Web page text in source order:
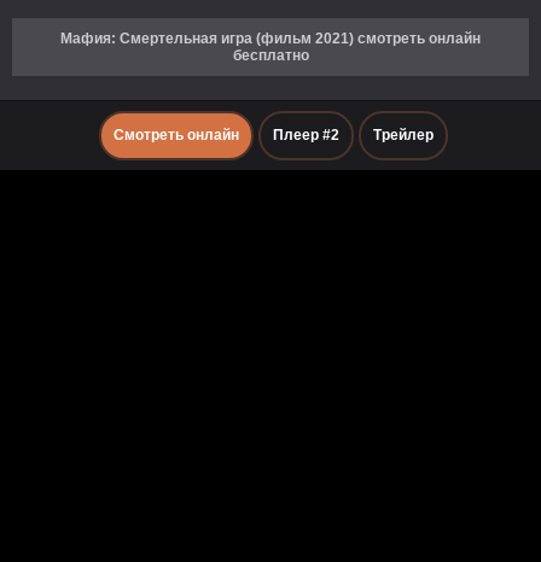
Мафия: Смертельная игра (фильм 2021) смотреть онлайн
бесплатно
Смотреть онлайн Плеер #2 Трейлер